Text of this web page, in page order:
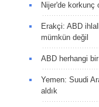
Nijer'de korkunç
Erakçi: ABD
mümkün değil
ABD herhangi
Yemen: Suudi
aldık